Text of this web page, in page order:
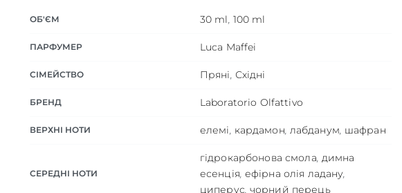
ОБ'ЄМ 30 ml, 100 ml
ПАРФУМЕР Luca Maffei
СІМЕЙСТВО Пряні, Східні
БРЕНД Laboratorio Olfattivo
ВЕРХНІ НОТИ елемі, кардамон, лабданум, шафран
СЕРЕДНІ НОТИ
гідрокарбонова смола, димна
есенція, ефірна олія ладану,
циперус, чорний перець